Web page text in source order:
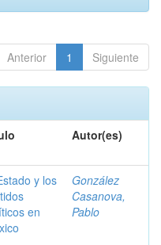
Anterior 1 Siguiente
Autor(es)
y los
en
González
Casanova,
Pablo